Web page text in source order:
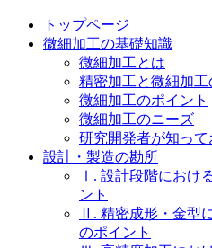
トップページ
微細加工の基礎知識
微細加工とは
精密加工と微細加工
微細加工のポイント
微細加工のニーズ
研究開発者が知っ
設計・製造の勘所
Ⅰ. 設計段階におけ
ント
Ⅱ. 精密成形・金型
のポイント